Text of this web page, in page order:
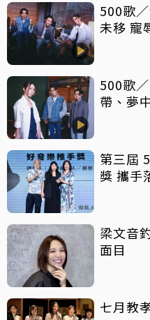
500歌
未移 寵
500歌
帶、夢
第三屆
獎 攜手
梁文音
面目